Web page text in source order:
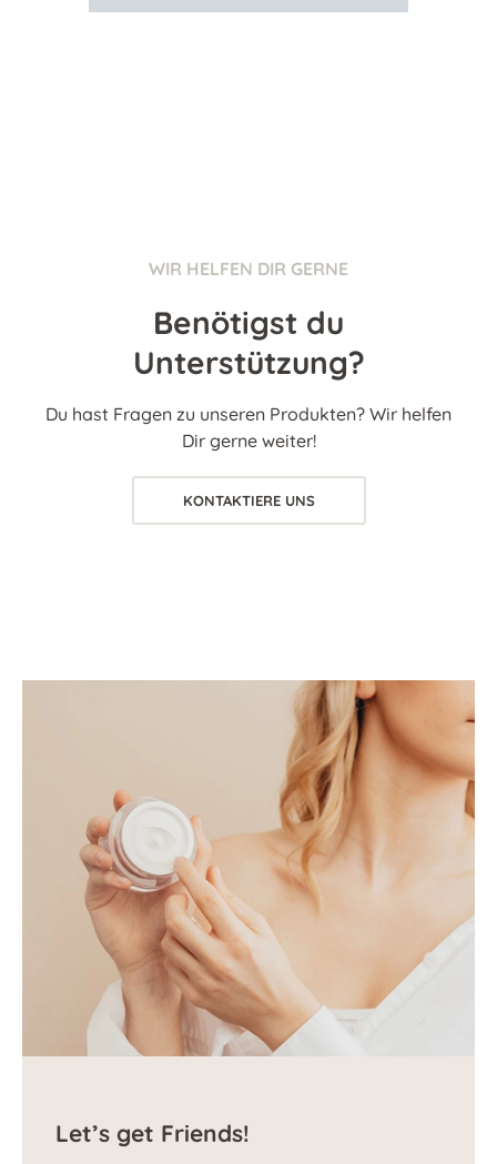
WIR HELFEN DIR GERNE
Benötigst du
Unterstützung?
Du hast Fragen zu unseren Produkten? Wir helfen
Dir gerne weiter!
KONTAKTIERE UNS
Let’s get Friends!